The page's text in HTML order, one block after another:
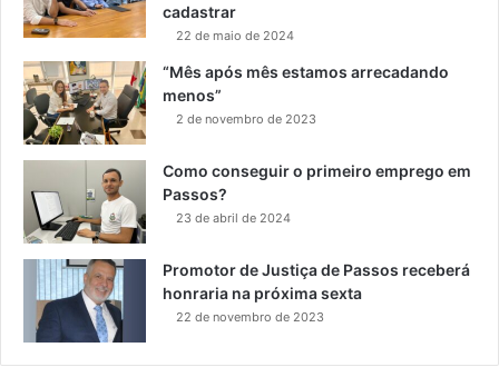
cadastrar
22 de maio de 2024
“Mês após mês estamos arrecadando
menos”
2 de novembro de 2023
Como conseguir o primeiro emprego em
Passos?
23 de abril de 2024
Promotor de Justiça de Passos receberá
honraria na próxima sexta
22 de novembro de 2023